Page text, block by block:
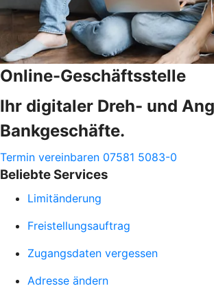
Online-Geschäftsstelle
Ihr digitaler Dreh- und
Bankgeschäfte.
Termin vereinbaren 07581 5083-0
Beliebte Services
Limitänderung
Freistellungsauftrag
Zugangsdaten vergessen
Adresse ändern